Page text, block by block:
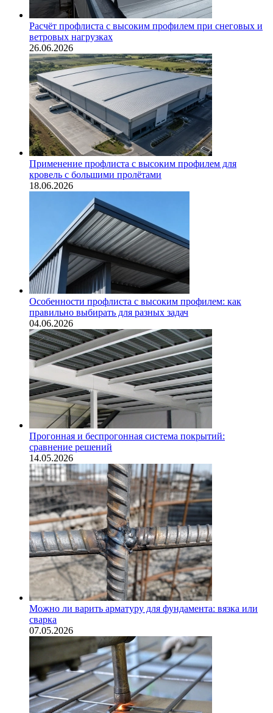
Расчёт профлиста с высоким профилем при снеговых и
ветровых нагрузках
26.06.2026
Применение профлиста с высоким профилем для
кровель с большими пролётами
18.06.2026
Особенности профлиста с высоким профилем: как
правильно выбирать для разных задач
04.06.2026
Прогонная и беспрогонная система покрытий:
сравнение решений
14.05.2026
Можно ли варить арматуру для фундамента: вязка или
сварка
07.05.2026